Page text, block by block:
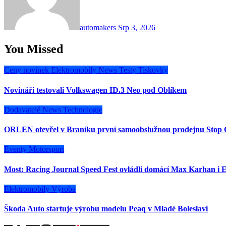
automakers Srp 3, 2026
You Missed
Ceny novinek Elektromobily News Testy Tiskovky
Novináři testovali Volkswagen ID.3 Neo pod Oblíkem
Dodavatelé News Technologie
ORLEN otevřel v Braníku první samoobslužnou prodejnu Stop
Eventy Motorsport
Most: Racing Journal Speed Fest ovládli domácí Max Karhan i
Elektromobily Výroba
Škoda Auto startuje výrobu modelu Peaq v Mladé Boleslavi